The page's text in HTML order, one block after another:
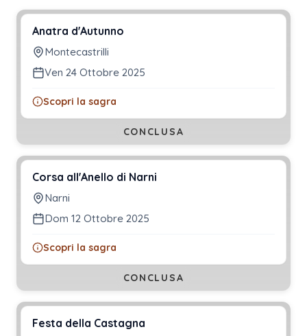
Anatra d'Autunno
Montecastrilli
Ven 24 Ottobre 2025
Scopri la sagra
CONCLUSA
Corsa all'Anello di Narni
Narni
Dom 12 Ottobre 2025
Scopri la sagra
CONCLUSA
Festa della Castagna